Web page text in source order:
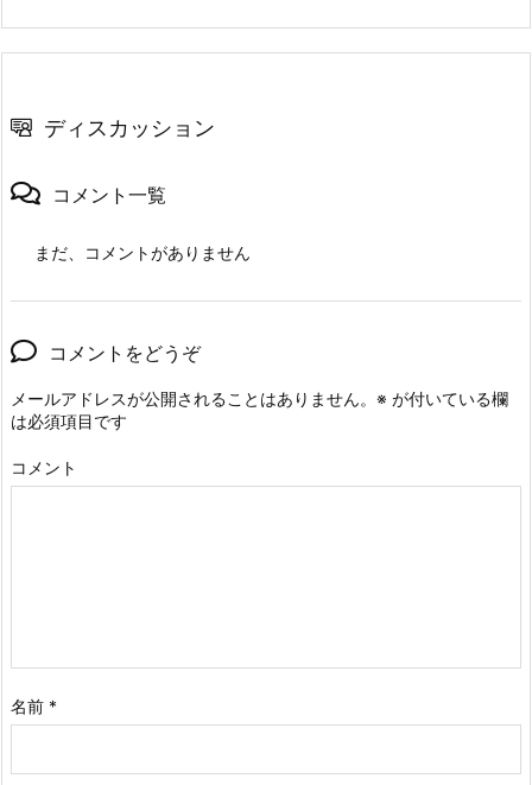
ディスカッション
コメント一覧
まだ、コメントがありません
コメントをどうぞ
メールアドレスが公開されることはありません。 ※ が付いている欄
は必須項目です
コメント
名前 *